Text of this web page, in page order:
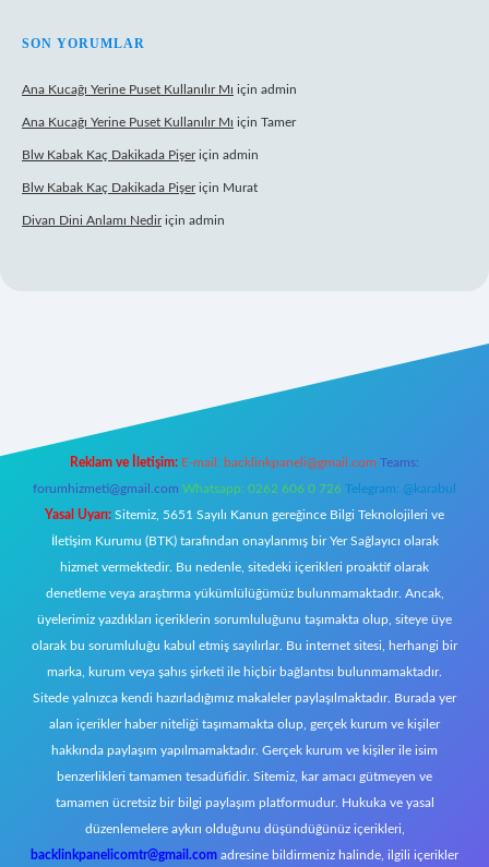
SON YORUMLAR
Ana Kucağı Yerine Puset Kullanılır Mı için admin
Ana Kucağı Yerine Puset Kullanılır Mı için Tamer
Blw Kabak Kaç Dakikada Pişeriçin admin
Blw Kabak Kaç Dakikada Pişeriçin Murat
Divan Dini Anlamı Nediriçin admin
Reklam ve İletişim: E-mail: backlinkpaneli@gmail.com Teams:
forumhizmeti@gmail.com Whatsapp: 0262 606 0 726 Telegram: @karabul
Yasal Uyarı: Sitemiz, 5651 Sayılı Kanun gereğince Bilgi Teknolojileri ve
İletişim Kurumu (BTK) tarafından onaylanmış bir Yer Sağlayıcı olarak
hizmet vermektedir. Bu nedenle, sitedeki içerikleri proaktif olarak
denetleme veya araştırma yükümlülüğümüz bulunmamaktadır. Ancak,
üyelerimiz yazdıkları içeriklerin sorumluluğunu taşımakta olup, siteye üye
olarak bu sorumluluğu kabul etmiş sayılırlar. Bu internet sitesi, herhangi bir
marka, kurum veya şahıs şirketi ile hiçbir bağlantısı bulunmamaktadır.
Sitede yalnızca kendi hazırladığımız makaleler paylaşılmaktadır. Burada yer
alan içerikler haber niteliği taşımamakta olup, gerçek kurum ve kişiler
hakkında paylaşım yapılmamaktadır. Gerçek kurum ve kişiler ile isim
benzerlikleri tamamen tesadüfidir. Sitemiz, kar amacı gütmeyen ve
tamamen ücretsiz bir bilgi paylaşım platformudur. Hukuka ve yasal
düzenlemelere aykırı olduğunu düşündüğünüz içerikleri,
backlinkpanelicomtr@gmail.com adresine bildirmeniz halinde, ilgili içerikler